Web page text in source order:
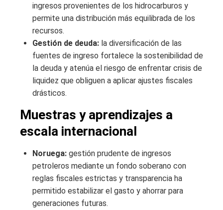
ingresos provenientes de los hidrocarburos y
permite una distribución más equilibrada de los
recursos.
Gestión de deuda: la diversificación de las
fuentes de ingreso fortalece la sostenibilidad de
la deuda y atenúa el riesgo de enfrentar crisis de
liquidez que obliguen a aplicar ajustes fiscales
drásticos.
Muestras y aprendizajes a
escala internacional
Noruega: gestión prudente de ingresos
petroleros mediante un fondo soberano con
reglas fiscales estrictas y transparencia ha
permitido estabilizar el gasto y ahorrar para
generaciones futuras.